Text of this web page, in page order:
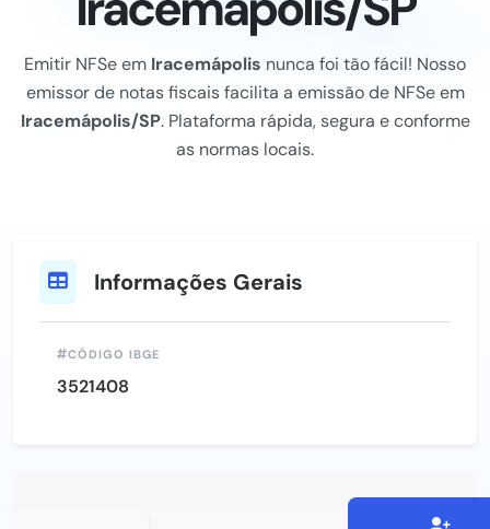
Emitir NFSe em Iracemápolis nunca foi tão fácil! Nosso
emissor de notas fiscais facilita a emissão de NFSe em
Iracemápolis/SP. Plataforma rápida, segura e conforme
as normas locais.
Informações Gerais
CÓDIGO IBGE
3521408